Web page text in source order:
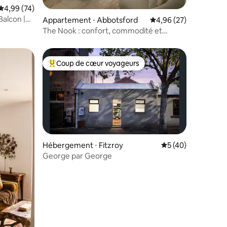
: 4,95 sur 5
moyenne sur la base de 74 commentaires : 4,99 sur 5
4,99 (74)
|
Appartement ⋅ Abbotsford Évaluation moyenne
4,96 (27)
The Nook : confort, commodité et
appréciés Coups de cœur voyageurs les plus appréciés
Coup de cœur voyageurs
Hébergement ⋅ Fitzroy Évaluation
5 (40)
George par George